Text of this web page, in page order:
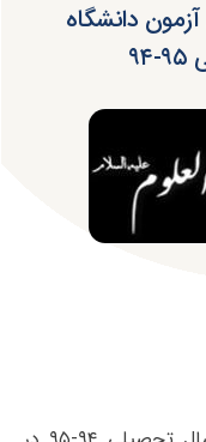
دانشگاه